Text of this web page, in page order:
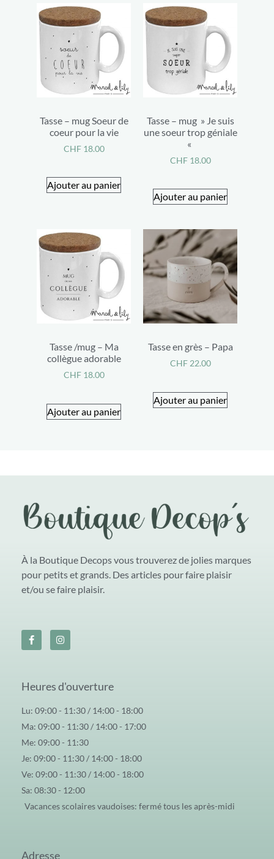
Tasse – mug Soeur de
coeur pour la vie
CHF18.00
Ajouter au panier
Tasse – mug » Je suis
une soeur trop géniale
«
CHF18.00
Ajouter au panier
Tasse /mug – Ma
collègue adorable
CHF18.00
Ajouter au panier
Tasse en grès – Papa
CHF22.00
Ajouter au panier
À la Boutique Decops vous trouverez de jolies marques
pour petits et grands. Des articles pour faire plaisir
et/ou se faire plaisir.
Heures d'ouverture
Lu: 09:00 - 11:30 / 14:00 - 18:00
Ma: 09:00 - 11:30 / 14:00 - 17:00
Me: 09:00 - 11:30
Je: 09:00 - 11:30 / 14:00 - 18:00
Ve: 09:00 - 11:30 / 14:00 - 18:00
Sa: 08:30 - 12:00
Vacances scolaires vaudoises: fermé tous les après-midi
Adresse